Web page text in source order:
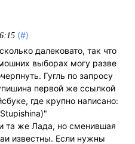
(#)
далековато, так что
выборах могу разве
Гугль по запросу
первой же ссылкой
где крупно написано:
та же Лада, но сменившая
известны. Если нужны